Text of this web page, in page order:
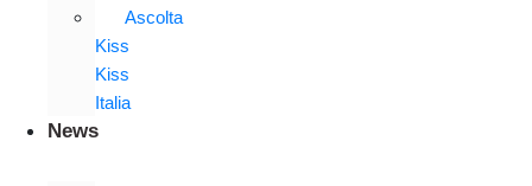
Ascolta
Kiss
Kiss
Italia
News